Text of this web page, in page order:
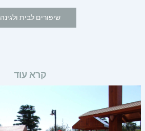
שיפורים לבית ולגינה
קרא עוד